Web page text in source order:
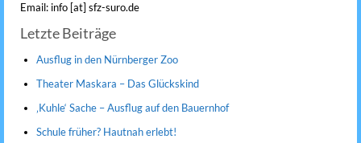
Email: info [at] sfz-suro.de
Letzte Beiträge
Ausflug in den Nürnberger Zoo
Theater Maskara – Das Glückskind
‚Kuhle‘ Sache – Ausflug auf den Bauernhof
Schule früher? Hautnah erlebt!